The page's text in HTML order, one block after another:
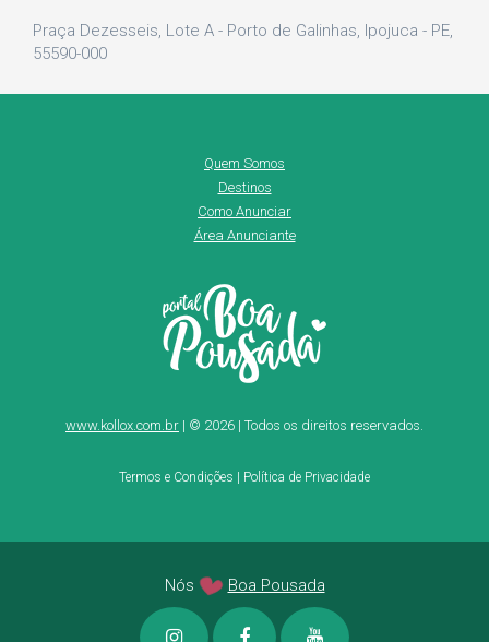
Praça Dezesseis, Lote A - Porto de Galinhas, Ipojuca - PE,
55590-000
Quem Somos
Destinos
Como Anunciar
Área Anunciante
www.kollox.com.br | © 2026 | Todos os direitos reservados.
Termos e Condições Política de Privacidade
Nós Boa Pousada